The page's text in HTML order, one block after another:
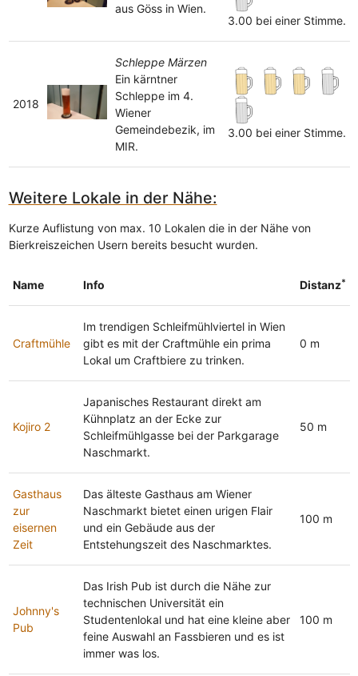
aus Göss in Wien.
3.00 bei einer Stimme.
2018
Schleppe Märzen
Ein kärntner
Schleppe im 4.
Wiener
Gemeindebezik, im
MIR.
3.00 bei einer Stimme.
Weitere Lokale in der Nähe:
Kurze Auflistung von max. 10 Lokalen die in der Nähe von
Bierkreiszeichen Usern bereits besucht wurden.
Name Info Distanz*
Craftmühle
Im trendigen Schleifmühlviertel in Wien
gibt es mit der Craftmühle ein prima
Lokal um Craftbiere zu trinken.
0 m
Kojiro 2
Japanisches Restaurant direkt am
Kühnplatz an der Ecke zur
Schleifmühlgasse bei der Parkgarage
Naschmarkt.
50 m
Gasthaus
zur
eisernen
Zeit
Das älteste Gasthaus am Wiener
Naschmarkt bietet einen urigen Flair
und ein Gebäude aus der
Entstehungszeit des Naschmarktes.
100 m
Johnny's
Pub
Das Irish Pub ist durch die Nähe zur
technischen Universität ein
Studentenlokal und hat eine kleine aber
feine Auswahl an Fassbieren und es ist
immer was los.
100 m